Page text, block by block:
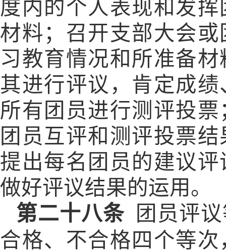
度内的个人表现和发
材料；召开支部大会
习教育情况和所准备
其进行评议，肯定成
所有团员进行测评投
团员互评和测评投票
提出每名团员的建议
做好评议结果的运用。
第二十八条
团员评
合格、不合格四个等